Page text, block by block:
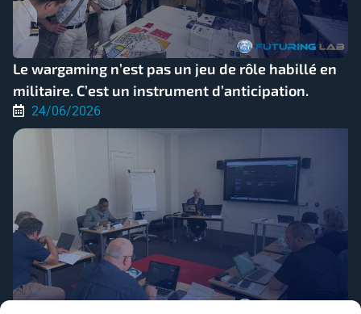
Le wargaming n’est pas un jeu de rôle habillé en
militaire. C’est un instrument d’anticipation.
24/06/2026